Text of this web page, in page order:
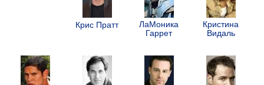
Крис Пратт
ЛаМоника
Гаррет
Кристина
Видаль